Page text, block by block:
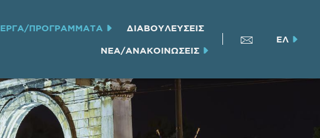
ΕΡΓΑ/ΠΡΟΓΡΑΜΜΑΤΑ ΔΙΑΒΟΥΛΕΥΣΕΙΣ
ΝΕΑ/ΑΝΑΚΟΙΝΩΣΕΙΣ
ΕΛ